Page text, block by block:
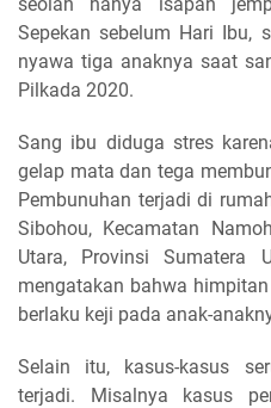
Sepekan sebelum Hari Ibu,
nyawa tiga anaknya saat
Pilkada 2020.
Sang ibu diduga stres
gelap mata dan tega
Pembunuhan terjadi di
Sibohou, Kecamatan
Utara, Provinsi Sumatera
mengatakan bahwa
berlaku keji pada anak-
Selain itu, kasus-kasus
terjadi. Misalnya kasus